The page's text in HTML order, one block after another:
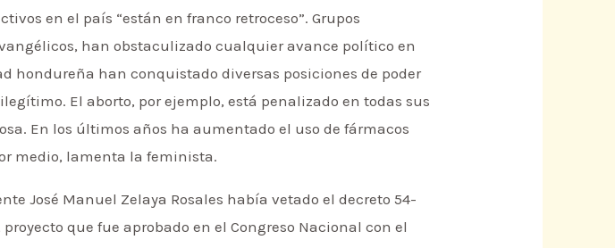
en el país “están en franco retroceso”. Grupos
han obstaculizado cualquier avance político en
hondureña han conquistado diversas posiciones de poder
El aborto, por ejemplo, está penalizado en todas sus
En los últimos años ha aumentado el uso de fármacos
medio, lamenta la feminista.
José Manuel Zelaya Rosales había vetado el decreto 54-
que fue aprobado en el Congreso Nacional con el